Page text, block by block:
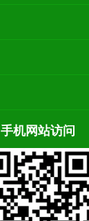
手机网站访问